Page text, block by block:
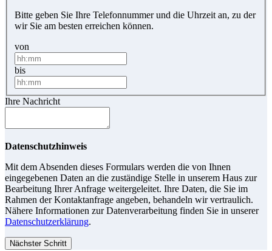
Bitte geben Sie Ihre Telefonnummer und die Uhrzeit an, zu der
wir Sie am besten erreichen können.
von
bis
Ihre Nachricht
Datenschutzhinweis
Mit dem Absenden dieses Formulars werden die von Ihnen
eingegebenen Daten an die zuständige Stelle in unserem Haus zur
Bearbeitung Ihrer Anfrage weitergeleitet. Ihre Daten, die Sie im
Rahmen der Kontaktanfrage angeben, behandeln wir vertraulich.
Nähere Informationen zur Datenverarbeitung finden Sie in unserer
Datenschutzerklärung.
Nächster Schritt